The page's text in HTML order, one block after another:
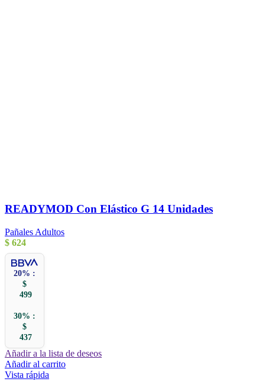
READYMOD Con Elástico G 14 Unidades
Pañales Adultos
$ 624
20% :
$
499
30% :
$
437
Añadir a la lista de deseos
Añadir al carrito
Vista rápida